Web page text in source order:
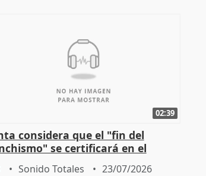
02:39
considera que el "fin del
se certificará en el
con la "caída" del techo de
Sonido Totales 23/07/2026